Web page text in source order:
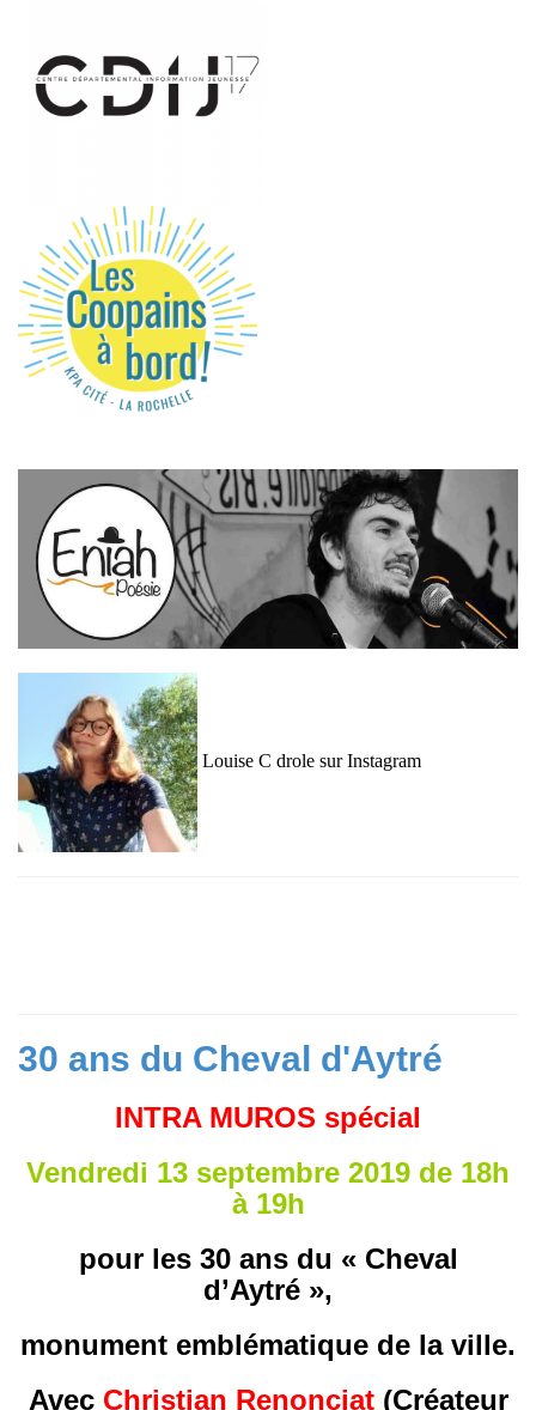
Louise C drole sur Instagram
30 ans du Cheval d'Aytré
INTRA MUROS spécial
Vendredi 13 septembre 2019 de 18h
à 19h
pour les 30 ans du « Cheval
d’Aytré »,
monument emblématique de la ville.
Avec Christian Renonciat(Créateur